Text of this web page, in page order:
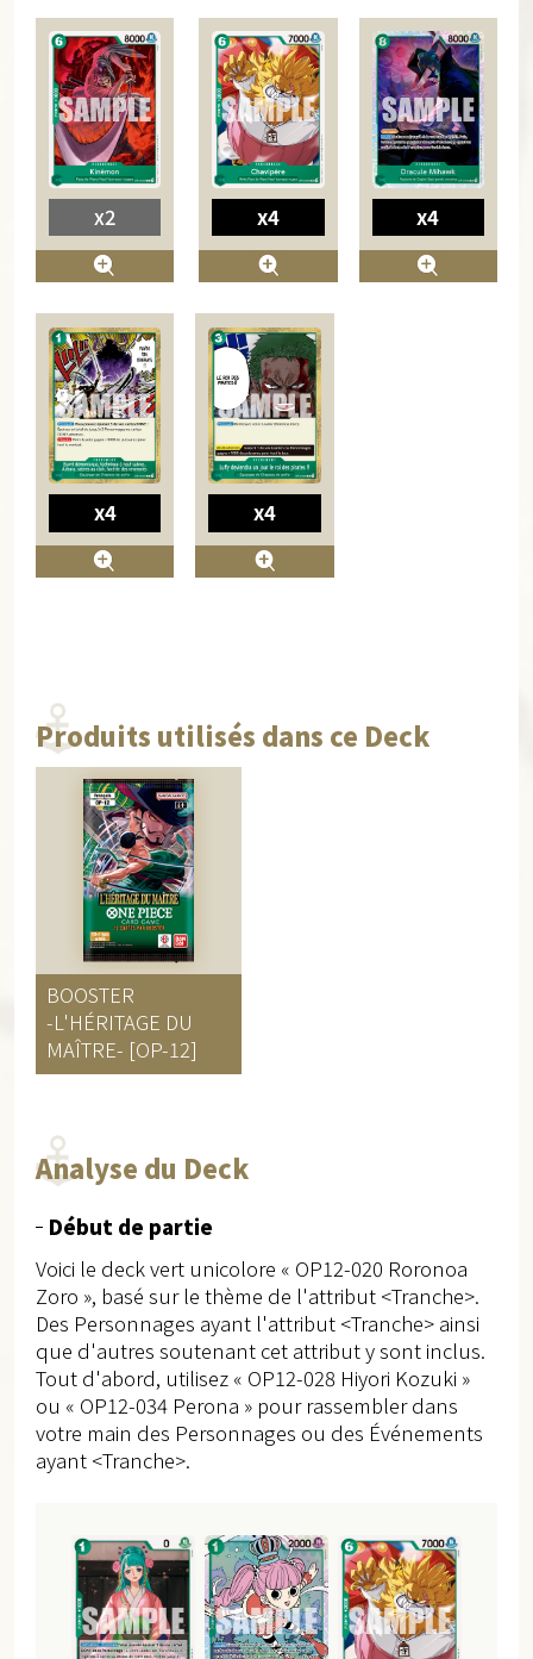
x2 x4 x4
x4 x4
Produits utilisés dans ce Deck
BOOSTER
-L'HÉRITAGE DU
MAÎTRE- [OP-12]
Analyse du Deck
Début de partie
Voici le deck vert unicolore « OP12-020 Roronoa
Zoro », basé sur le thème de l'attribut <Tranche>.
Des Personnages ayant l'attribut <Tranche> ainsi
que d'autres soutenant cet attribut y sont inclus.
Tout d'abord, utilisez « OP12-028 Hiyori Kozuki »
ou « OP12-034 Perona » pour rassembler dans
votre main des Personnages ou des Événements
ayant <Tranche>.